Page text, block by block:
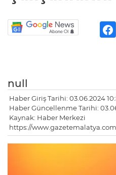
null
Haber Giriş Tarihi: 03.06.2024
Haber Güncellenme Tarihi:
Kaynak: Haber Merkezi
https://